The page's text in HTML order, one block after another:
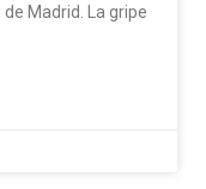
Madrid. La gripe